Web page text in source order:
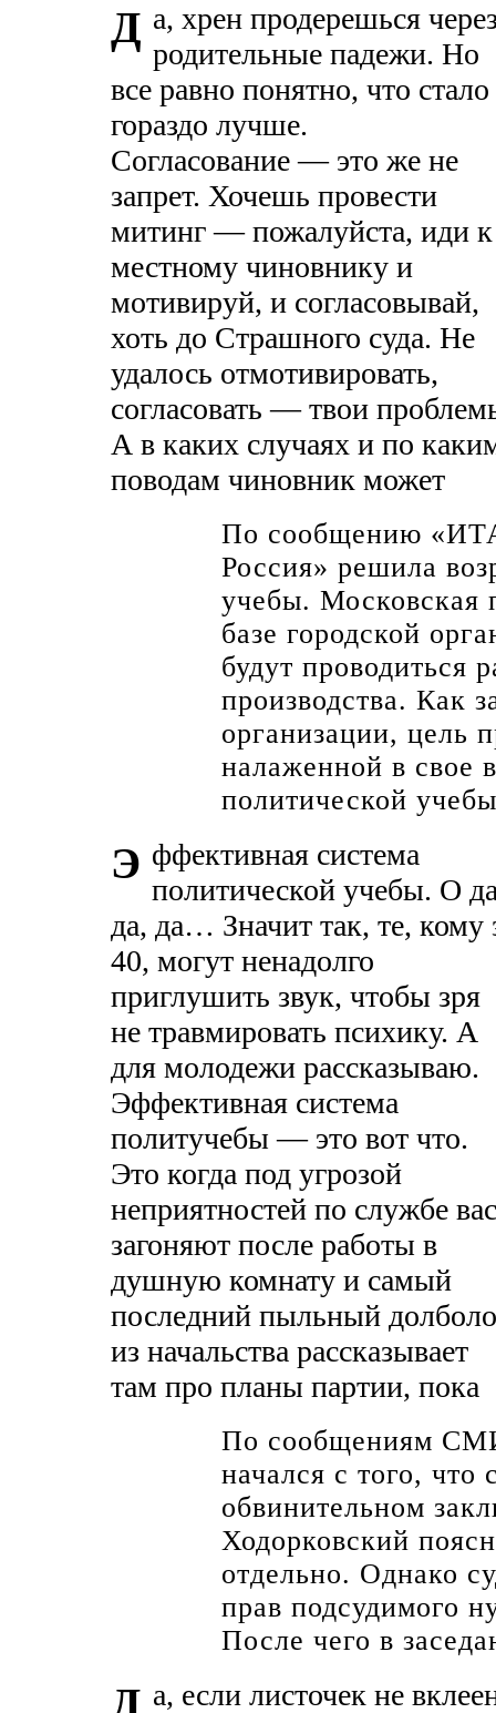
Д а, хрен продерешься
родительные падежи. Но
все равно понятно, что стало
гораздо лучше.
Согласование — это же не
запрет. Хочешь провести
митинг — пожалуйста, иди к
местному чиновнику и
мотивируй, и согласовывай,
хоть до Страшного суда. Не
удалось отмотивировать,
согласовать — твои
А в каких случаях и по
поводам чиновник может
По сообщению
Россия» решила
учебы. Московская
базе городской
будут проводиться
производства. Как
организации, цель
налаженной в свое
политической
Э ффективная система
политической учебы. О
да, да… Значит так, те, кому
40, могут ненадолго
приглушить звук, чтобы зря
не травмировать психику. А
для молодежи рассказываю.
Эффективная система
политучебы — это вот что.
Это когда под угрозой
неприятностей по службе вас
загоняют после работы в
душную комнату и самый
последний пыльный
из начальства рассказывает
там про планы партии, пока
По сообщениям
начался с того, что
обвинительном
Ходорковский
отдельно. Однако
прав подсудимого
После чего в
а, если листочек не